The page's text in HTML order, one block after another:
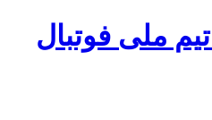
ملی فوتبال